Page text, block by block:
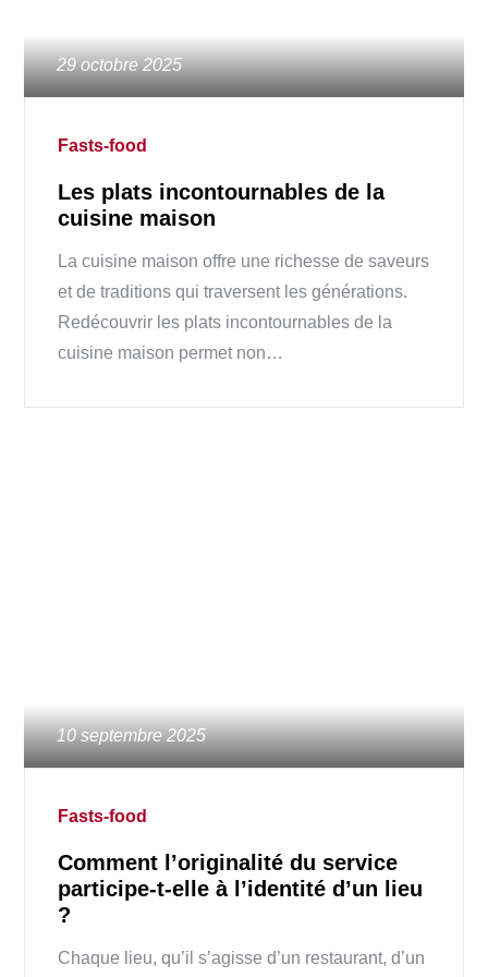
Posted
on
29 octobre 2025
Fasts-food
Les plats incontournables de la
cuisine maison
La cuisine maison offre une richesse de saveurs
et de traditions qui traversent les générations.
Redécouvrir les plats incontournables de la
cuisine maison permet non…
Posted
on
10 septembre 2025
Fasts-food
Comment l’originalité du service
participe-t-elle à l’identité d’un lieu
?
Chaque lieu, qu’il s’agisse d’un restaurant, d’un